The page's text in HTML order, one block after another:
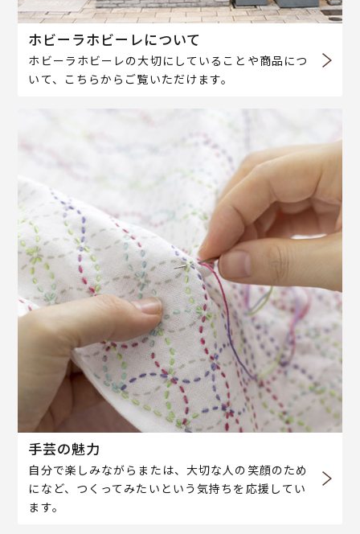
ホビーラホビーレについて
ホビーラホビーレの大切にしていることや商品につ
いて、こちらからご覧いただけます。
手芸の魅力
自分で楽しみながらまたは、大切な人の笑顔のため
になど、つくってみたいという気持ちを応援してい
ます。